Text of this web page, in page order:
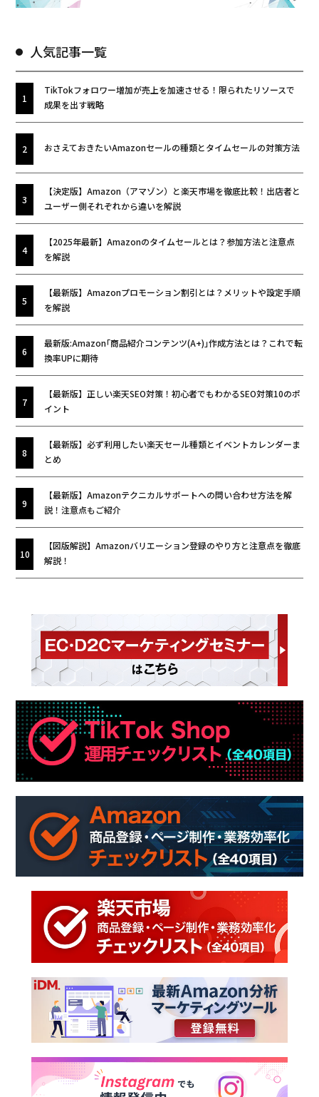
人気記事一覧
TikTokフォロワー増加が売上を加速させる！限られたリソースで
成果を出す戦略
おさえておきたいAmazonセールの種類とタイムセールの対策方法
【決定版】Amazon（アマゾン）と楽天市場を徹底比較！出店者と
ユーザー側それぞれから違いを解説
【2025年最新】Amazonのタイムセールとは？参加方法と注意点
を解説
【最新版】Amazonプロモーション割引とは？メリットや設定手順
を解説
最新版:Amazon｢商品紹介コンテンツ(A+)｣作成方法とは？これで転
換率UPに期待
【最新版】正しい楽天SEO対策！初心者でもわかるSEO対策10のポ
イント
【最新版】必ず利用したい楽天セール種類とイベントカレンダーま
とめ
【最新版】Amazonテクニカルサポートへの問い合わせ方法を解
説！注意点もご紹介
【図版解説】Amazonバリエーション登録のやり方と注意点を徹底
解説！